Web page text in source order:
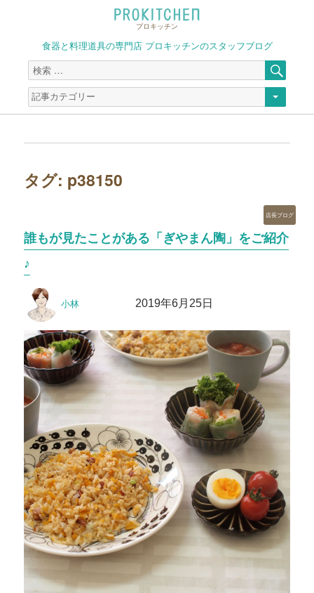
プロキッチン
食器と料理道具の専門店 プロキッチンのスタッフブログ
検
索
対
象:
索
タグ: p38150
誰もが見たことがある「ぎやまん陶」をご紹介
♪
稿
小林稿
2019年6月25日
カ
テ
ゴ
店長ブログ